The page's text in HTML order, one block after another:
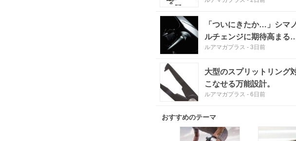
「ついにきたか…」シマ
ルチェンジに期待高まる
ルアマガプラス - 3日前
大型のスプリットリング
こなせる万能設計。
ルアマガプラス - 6日前
おすすめのテーマ